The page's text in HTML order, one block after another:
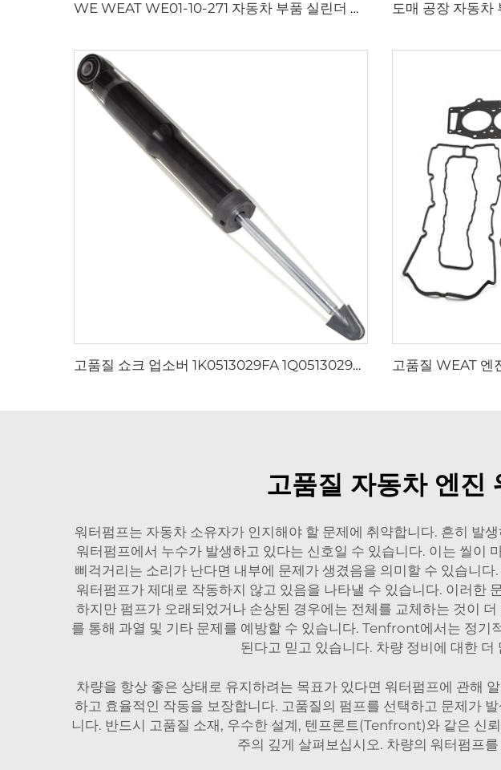
WE WEAT WE01-10-271 자동차 부품 실린더 헤드 가스켓 풀 가스켓 세트 수리 키트 포드 마즈다 3.0
고품질 쇼크 업소버 1K0513029FA 1Q0513029FA BRU 폭스바겐 골프 Mk5 후면 가스 쇼크 업소버
고품질 자동차 엔진
워터펌프는 자동차 소유자가 인지해야 할 문제에 취약합니다. 흔히 발
워터펌프에서 누수가 발생하고 있다는 신호일 수 있습니다. 이는 씰이
삐걱거리는 소리가 난다면 내부에 문제가 생겼음을 의미할 수 있습니
워터펌프가 제대로 작동하지 않고 있음을 나타낼 수 있습니다. 이러한
하지만 펌프가 오래되었거나 손상된 경우에는 전체를 교체하는 것이
를 통해 과열 및 기타 문제를 예방할 수 있습니다. Tenfront에서는 정기
된다고 믿고 있습니다. 차량 정비에 대한
차량을 항상 좋은 상태로 유지하려는 목표가 있다면 워터펌프에 관해
하고 효율적인 작동을 보장합니다. 고품질의 펌프를 선택하고 문제가
니다. 반드시 고품질 소재, 우수한 설계, 텐프론트(Tenfront)와 같은 신
주의 깊게 살펴보십시오. 차량의 워터펌프